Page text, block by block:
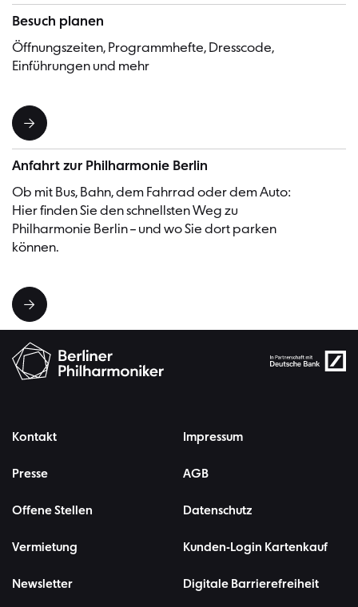
Besuch planen
Öffnungszeiten, Programmhefte, Dresscode,
Einführungen und mehr
Anfahrt zur Philharmonie Berlin
Ob mit Bus, Bahn, dem Fahrrad oder dem Auto:
Hier finden Sie den schnellsten Weg zu
Philharmonie Berlin – und wo Sie dort parken
können.
Kontakt
Presse
Offene Stellen
Vermietung
Newsletter
Impressum
AGB
Datenschutz
Kunden-Login Kartenkauf
Digitale Barrierefreiheit